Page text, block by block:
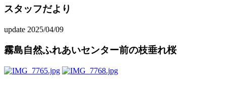
スタッフだより
update 2025/04/09
霧島自然ふれあいセンター前の枝垂れ桜